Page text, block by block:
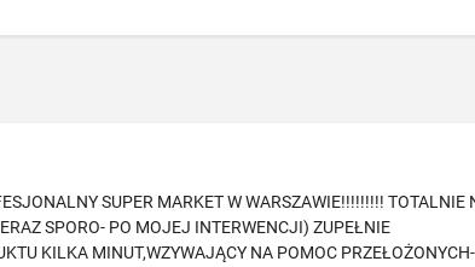
SUPER MARKET W WARSZAWIE!!!!!!!!! TOTALNIE
SPORO- PO MOJEJ INTERWENCJI) ZUPEŁNIE
KILKA MINUT,WZYWAJĄCY NA POMOC